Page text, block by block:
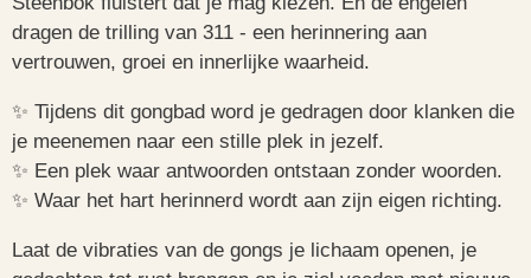
dragen de trilling van 311 - een herinnering aan
vertrouwen, groei en innerlijke waarheid.
✨ Tijdens dit gongbad word je gedragen door klanken die
je meenemen naar een stille plek in jezelf.
✨ Een plek waar antwoorden ontstaan zonder woorden.
✨ Waar het hart herinnerd wordt aan zijn eigen richting.
Laat de vibraties van de gongs je lichaam openen, je